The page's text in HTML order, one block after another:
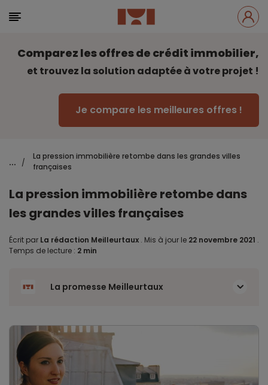
Comparez les offres de crédit immobilier,
et trouvez la solution adaptée à votre projet !
Je compare les meilleures offres !
... /
La pression immobilière retombe dans les grandes villes
françaises
La pression immobilière retombe dans
les grandes villes françaises
Écrit par La rédaction Meilleurtaux . Mis à jour le 22 novembre 2021 .
Temps de lecture : 2 min
La promesse Meilleurtaux